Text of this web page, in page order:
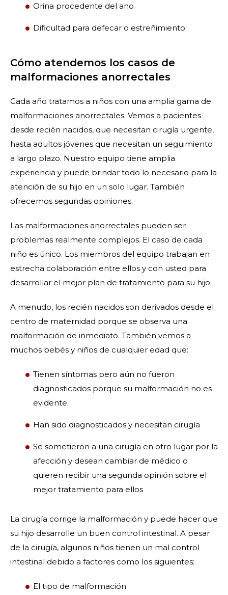
Orina procedente del ano
Dificultad para defecar o estreñimiento
Cómo atendemos los casos de
malformaciones anorrectales
Cada año tratamos a niños con una amplia gama de
malformaciones anorrectales. Vemos a pacientes
desde recién nacidos, que necesitan cirugía urgente,
hasta adultos jóvenes que necesitan un seguimiento
a largo plazo. Nuestro equipo tiene amplia
experiencia y puede brindar todo lo necesario para la
atención de su hijo en un solo lugar. También
ofrecemos segundas opiniones.
Las malformaciones anorrectales pueden ser
problemas realmente complejos. El caso de cada
niño es único. Los miembros del equipo trabajan en
estrecha colaboración entre ellos y con usted para
desarrollar el mejor plan de tratamiento para su hijo.
A menudo, los recién nacidos son derivados desde el
centro de maternidad porque se observa una
malformación de inmediato. También vemos a
muchos bebés y niños de cualquier edad que:
Tienen síntomas pero aún no fueron
diagnosticados porque su malformación no es
evidente.
Han sido diagnosticados y necesitan cirugía
Se sometieron a una cirugía en otro lugar por la
afección y desean cambiar de médico o
quieren recibir una segunda opinión sobre el
mejor tratamiento para ellos
La cirugía corrige la malformación y puede hacer que
su hijo desarrolle un buen control intestinal. A pesar
de la cirugía, algunos niños tienen un mal control
intestinal debido a factores como los siguientes:
El tipo de malformación